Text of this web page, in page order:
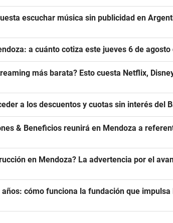
escuchar música sin publicidad en
a cuánto cotiza este jueves 6 de agosto
más barata? Esto cuesta Netflix,
a los descuentos y cuotas sin interés del
& Beneficios reunirá en Mendoza a
en Mendoza? La advertencia por el
cómo funciona la fundación que impulsa